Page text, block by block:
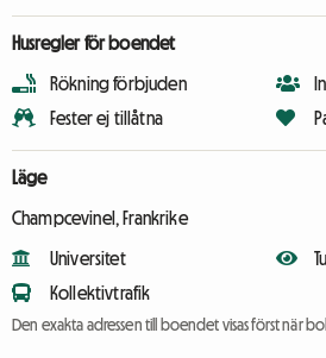
Husregler för boendet
Rökning förbjuden
Fester ej tillåtna
Läge
Champcevinel, Frankrike
Universitet
Kollektivtrafik
Den exakta adressen till boendet visas först när